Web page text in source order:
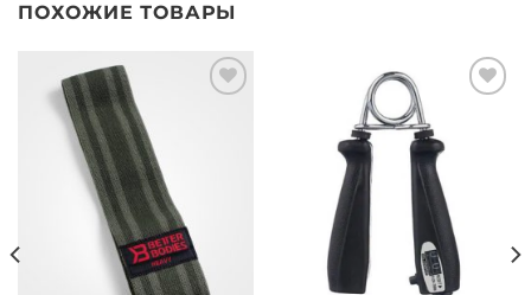
ПОХОЖИЕ ТОВАРЫ
в список
желаний